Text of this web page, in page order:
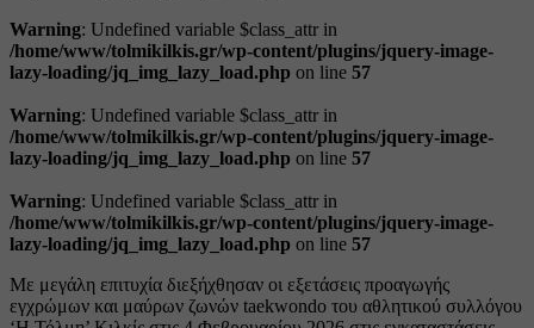
Warning: Undefined variable $class_attr in
/home/www/tolmikilkis.gr/wp-content/plugins/jquery-image-
lazy-loading/jq_img_lazy_load.php on line 57
Warning: Undefined variable $class_attr in
/home/www/tolmikilkis.gr/wp-content/plugins/jquery-image-
lazy-loading/jq_img_lazy_load.php on line 57
Warning: Undefined variable $class_attr in
/home/www/tolmikilkis.gr/wp-content/plugins/jquery-image-
lazy-loading/jq_img_lazy_load.php on line 57
Με μεγάλη επιτυχία διεξήχθησαν οι εξετάσεις προαγωγής
εγχρώμων και μαύρων ζωνών taekwondo του αθλητικού συλλόγου